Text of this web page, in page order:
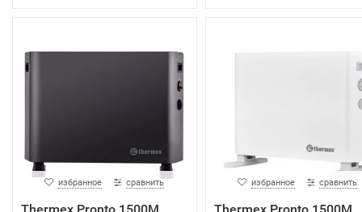
избранное сравнить избранное сравнить